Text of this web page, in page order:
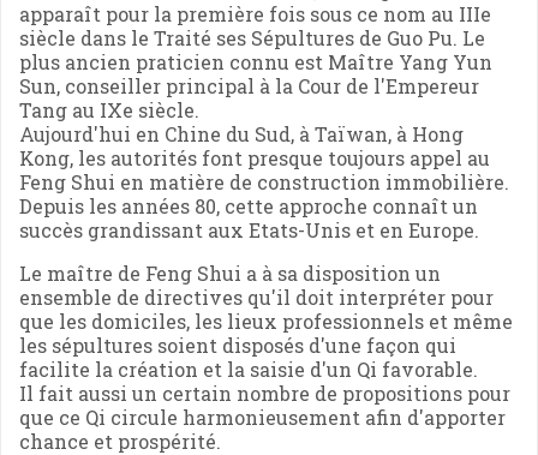
apparaît pour la première fois sous ce nom au IIIe
siècle dans le Traité ses Sépultures de Guo Pu. Le
plus ancien praticien connu est Maître Yang Yun
Sun, conseiller principal à la Cour de l'Empereur
Tang au IXe siècle.
Aujourd'hui en Chine du Sud, à Taïwan, à Hong
Kong, les autorités font presque toujours appel au
Feng Shui en matière de construction immobilière.
Depuis les années 80, cette approche connaît un
succès grandissant aux Etats-Unis et en Europe.
Le maître de Feng Shui a à sa disposition un
ensemble de directives qu'il doit interpréter pour
que les domiciles, les lieux professionnels et même
les sépultures soient disposés d'une façon qui
facilite la création et la saisie d'un Qi favorable.
Il fait aussi un certain nombre de propositions pour
que ce Qi circule harmonieusement afin d'apporter
chance et prospérité.